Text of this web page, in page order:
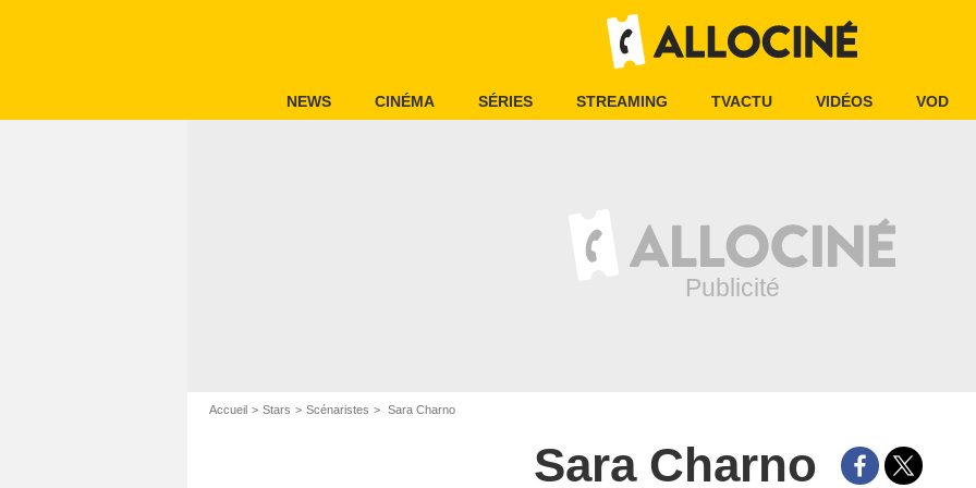
NEWS CINÉMA SÉRIES STREAMING TVACTU VIDÉOS VOD
Accueil Stars Scénaristes Sara Charno
Sara Charno